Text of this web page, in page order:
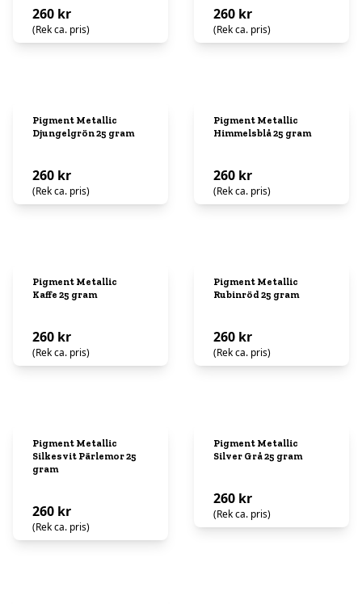
260 kr
(Rek ca. pris)
260 kr
(Rek ca. pris)
Pigment Metallic
Djungelgrön 25 gram
260 kr
(Rek ca. pris)
Pigment Metallic
Himmelsblå 25 gram
260 kr
(Rek ca. pris)
Pigment Metallic
Kaffe 25 gram
260 kr
(Rek ca. pris)
Pigment Metallic
Rubinröd 25 gram
260 kr
(Rek ca. pris)
Pigment Metallic
Silkesvit Pärlemor 25
gram
260 kr
(Rek ca. pris)
Pigment Metallic
Silver Grå 25 gram
260 kr
(Rek ca. pris)